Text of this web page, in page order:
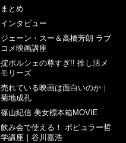
まとめ
インタビュー
ジェーン・スー＆高橋芳朗 ラブ
コメ映画講座
掟ポルシェの尊すぎ!! 推し活メ
モリーズ
売れている映画は面白いのか｜
菊地成孔
篠山紀信 美女標本箱MOVIE
飲み会で使える！ ポピュラー哲
学講座｜谷川嘉浩